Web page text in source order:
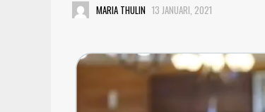
MARIA THULIN 13 JANUARI, 2021